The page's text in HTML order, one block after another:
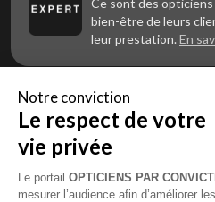
bien-être de leurs
leur prestation. En
Vous êtes un
vous souhaitez
Contactez Alliance
d’accompagnement
Notre conviction
Le respect de votre
vie privée
Le portail OPTICIENS PAR
mesurer l’audience afin d’améliorer